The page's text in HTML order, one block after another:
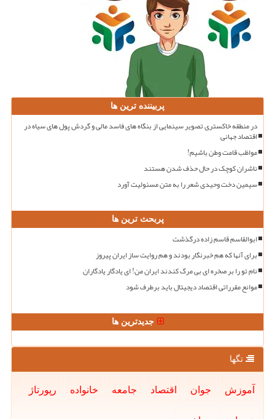
پربیننده ترین ها
در منطقه خاکستری تصویر سینمایی از بنگاه های فاسد مالی و گردش پول های سیاه در
اقتصاد جهانی
مواظب قامت وطن باشیم!
ناشران کوچک در حال حذف شدن هستند
سیمین دخت وحیدی شعر را به متن مسئولیت آورد
پربحث ترین ها
ابوالقاسم قاسم زاده درگذشت
برای آنها که هم خبرنگار بودند و هم روایت ساز ایران پیروز
نام تو را بر صخره ای بی مرگ کندند ایران من! ای یادگار یادگاران
موانع مقرراتی اقتصاد دیجیتال باید برطرف شود
جدیدترین ها
تگها
آموزش جوان اقتصاد جامعه خانواده رپورتاژ